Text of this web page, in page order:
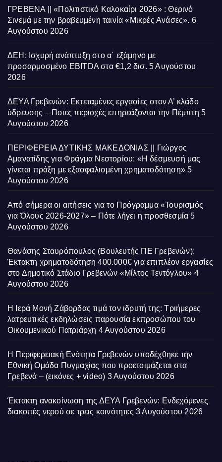
ΓΡΕΒΕΝΑ || «Πολιτιστικό Καλοκαίρι 2026» : Θερινό
Σινεμά με την βραβευμένη ταινία «Μικρές Ανάσες». 6
Αυγούστου 2026
ΔΕΗ: Ισχυρή ανάπτυξη στο α΄ εξάμηνο με
προσαρμοσμένο EBITDA στα €1,2 δισ. 5 Αυγούστου
2026
ΔΕΥΑ Γρεβενών: Εκτεταμένες εργασίες στον Α’ κλάδο
ύδρευσης – Ποιες περιοχές επηρεάζονται την Πέμπτη 5
Αυγούστου 2026
ΠΕΡΙΦΕΡΕΙΑ ΔΥΤΙΚΗΣ ΜΑΚΕΔΟΝΙΑΣ || Γιώργος
Αμανατίδης για Φράγμα Νεστορίου: «Η δέσμευσή μας
γίνεται πράξη με εξασφαλισμένη χρηματοδότηση» 5
Αυγούστου 2026
Από σήμερα οι αιτήσεις για το Πρόγραμμα «Τουρισμός
για Όλους 2026-2027» – Πότε λήγει η προσθεσμία 5
Αυγούστου 2026
Θανάσης Σταυρόπουλος (Βουλευτής ΠΕ Γρεβενών):
Έκτακτη χρηματοδότηση 400.000€ για επιπλέον εργασίες
στο Δημοτικό Στάδιο Γρεβενών «Μίλτος Τεντόγλου» 4
Αυγούστου 2026
Η Ιερά Μονή Ζάβορδας τιμά τον ιδρυτή της: Τριήμερες
λατρευτικές εκδηλώσεις παρουσία εκπροσώπου του
Οικουμενικού Πατριάρχη 4 Αυγούστου 2026
Η Περιφερειακή Ενότητα Γρεβενών υποδέχθηκε την
Εθνική Ομάδα Πυγμαχίας που προετοιμάζεται στα
Γρεβενά – (εικόνες + video) 3 Αυγούστου 2026
Έκτακτη ανακοίνωση της ΔΕΥΑ Γρεβενών: Ενδεχόμενες
διακοπές νερού σε τρεις κοινότητες 3 Αυγούστου 2026